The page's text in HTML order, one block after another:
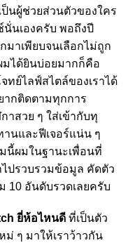
นผู้ช่วยส่วนตัวของใคร
นเองครับ พอถึงปี
มาเพียบจนเลือกไม่ถูก
มได้ยินบ่อยมากก็คือ
ทย์ไลฟ์สไตล์ของเราได้
ากติดตามทุกการ
าสวย ๆ ใส่เข้ากับทุ
นและฟีเจอร์แน่น ๆ
นี้ผมในฐานะเพื่อนที่
ปรวบรวมข้อมูล คัดตัว
10 อันดับรวดเลยครับ
ยี่ห้อไหนดี ที่เป็นตัว
ม่ ๆ มาให้เราว้าวกัน